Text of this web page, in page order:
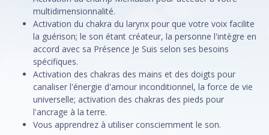
multidimensionnalité.
Activation du chakra du larynx pour que votre voix facilite
la guérison; le son étant créateur, la personne l'intègre en
accord avec sa Présence Je Suis selon ses besoins
spécifiques.
Activation des chakras des mains et des doigts pour
canaliser l'énergie d'amour inconditionnel, la force de vie
universelle; activation des chakras des pieds pour
l'ancrage à la terre.
Vous apprendrez à utiliser consciemment le son.